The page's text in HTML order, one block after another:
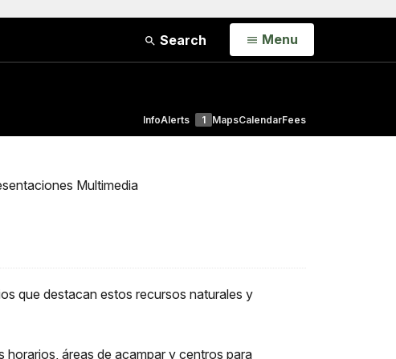
Search Open
Menu
InfoAlerts 1 MapsCalendarFees
Multimedia
que destacan estos recursos naturales y
áreas de acampar y centros para